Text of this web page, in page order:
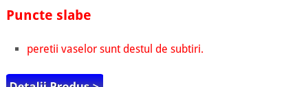
Puncte slabe
peretii vaselor sunt destul de subtiri.